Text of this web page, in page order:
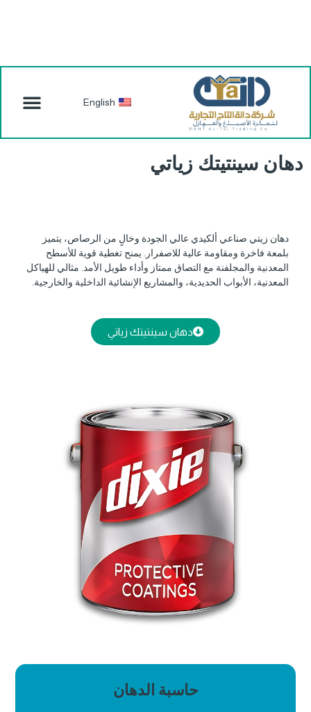
English
دهان سينتيتك زياتي
دهان زيتي صناعي ألكيدي عالي الجودة وخالٍ من الرصاص، يتميز
بلمعة فاخرة ومقاومة عالية للاصفرار. يمنح تغطية قوية للأسطح
المعدنية والمجلفنة مع التصاق ممتاز وأداء طويل الأمد. مثالي للهياكل
المعدنية، الأبواب الحديدية، والمشاريع الإنشائية الداخلية والخارجية.
دهان سينتيتك زياتي
حاسبة الدهان